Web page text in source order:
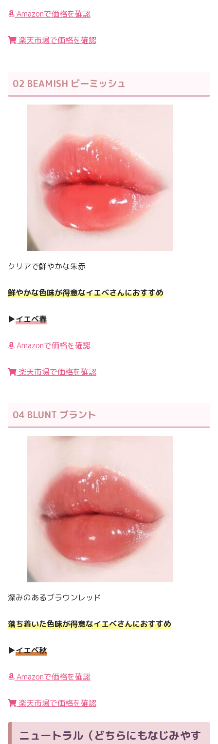
Amazonで価格を確認
楽天市場で価格を確認
02 BEAMISH ビーミッシュ
クリアで鮮やかな朱赤
鮮やかな色味が得意なイエベさんにおすすめ
▶︎イエベ春
Amazonで価格を確認
楽天市場で価格を確認
04 BLUNT ブラント
深みのあるブラウンレッド
落ち着いた色味が得意なイエベさんにおすすめ
▶︎イエベ秋
Amazonで価格を確認
楽天市場で価格を確認
ニュートラル（どちらにもなじみやす